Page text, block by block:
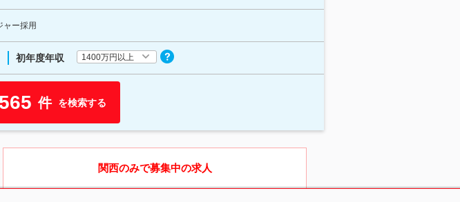
ャー採用
初年度年収 1400万円以上
件 を検索する
関西のみで募集中の求人